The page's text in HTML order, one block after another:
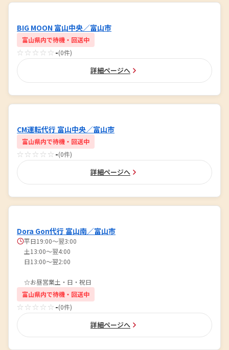
BIG MOON 富山中央／富山市
富山県内で待機・回送中
☆☆☆☆☆ -(0件)
詳細ページへ
CM運転代行 富山中央／富山市
富山県内で待機・回送中
☆☆☆☆☆ -(0件)
詳細ページへ
Dora Gon代行 富山南／富山市
平日19:00〜翌3:00
土13:00〜翌4:00
日13:00〜翌2:00
☆お昼営業土・日・祝日
富山県内で待機・回送中
☆☆☆☆☆ -(0件)
詳細ページへ